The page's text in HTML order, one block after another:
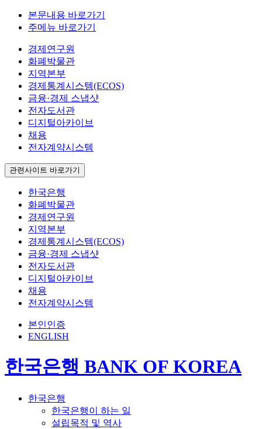
본문내용 바로가기
주메뉴 바로가기
경제연구원
화폐박물관
지역본부
경제통계시스템(ECOS)
금융·경제 스냅샷
전자도서관
디지털아카이브
채용
전자계약시스템
관련사이트 바로가기
한국은행
화폐박물관
경제연구원
지역본부
경제통계시스템(ECOS)
금융·경제 스냅샷
전자도서관
디지털아카이브
채용
전자계약시스템
본인인증
ENGLISH
한국은행 BANK OF KOREA
한국은행
한국은행이 하는 일
설립목적 및 역사